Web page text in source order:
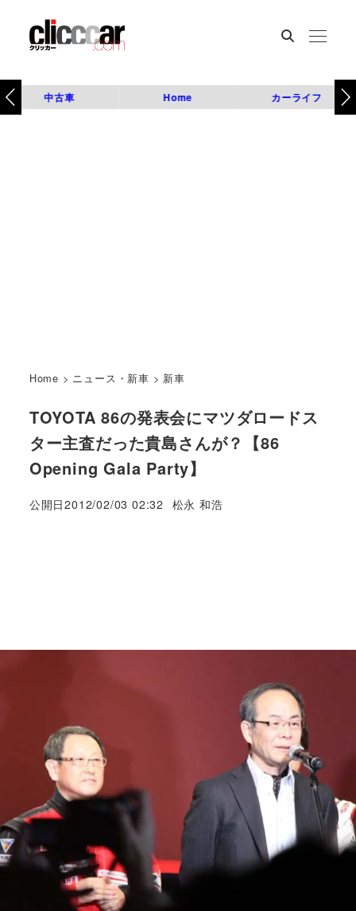
中古車 Home カーライフ
Home > ニュース・新車 > 新車
TOYOTA 86の発表会にマツダロードス
ター主査だった貴島さんが？【86
Opening Gala Party】
公開日2012/02/03 02:32 著
松永 和浩